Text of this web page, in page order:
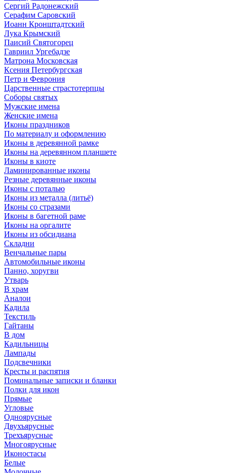
Сергий Радонежский
Серафим Саровский
Иоанн Кронштадтский
Лука Крымский
Паисий Святогорец
Гавриил Ургебадзе
Матрона Московская
Ксения Петербургская
Петр и Феврония
Царственные страстотерпцы
Соборы святых
Мужские имена
Женские имена
Иконы праздников
По материалу и оформлению
Иконы в деревянной рамке
Иконы на деревянном планшете
Иконы в киоте
Ламинированные иконы
Резные деревянные иконы
Иконы с поталью
Иконы из металла (литьё)
Иконы со стразами
Иконы в багетной раме
Иконы на оргалите
Иконы из обсидиана
Складни
Венчальные пары
Автомобильные иконы
Панно, хоругви
Утварь
В храм
Аналои
Кадила
Текстиль
Гайтаны
В дом
Кадильницы
Лампады
Подсвечники
Кресты и распятия
Поминальные записки и бланки
Полки для икон
Прямые
Угловые
Одноярусные
Двухъярусные
Трехъярусные
Многоярусные
Иконостасы
Белые